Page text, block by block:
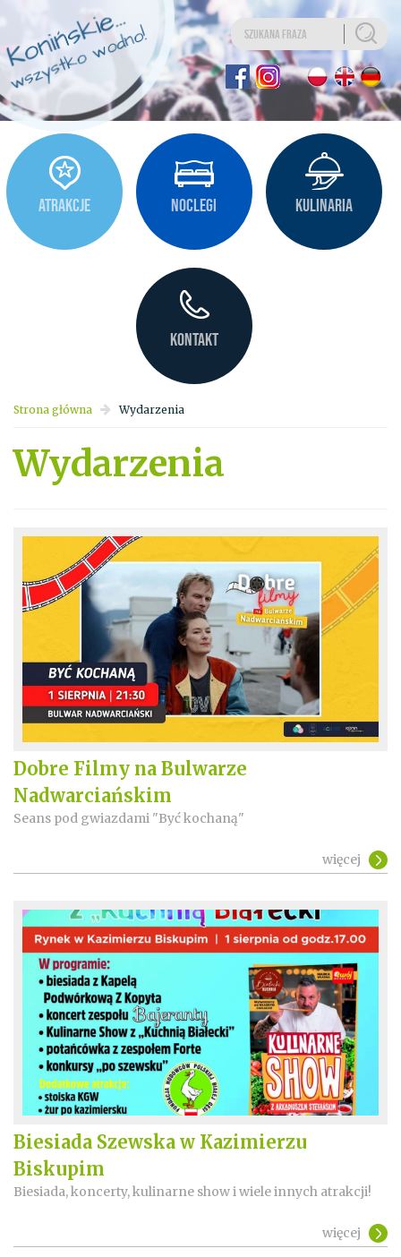
Uwaga:
Ta
strona
internetowa
zawiera
system
ułatwień
dostępu.
ATRAKCJE NOCLEGI KULINARIA
KONTAKT
Strona główna Wydarzenia
Wydarzenia
Dobre Filmy na Bulwarze
Nadwarciańskim
Seans pod gwiazdami "Być kochaną"
więcej
Biesiada Szewska w Kazimierzu
Biskupim
Biesiada, koncerty, kulinarne show i wiele innych atrakcji!
więcej